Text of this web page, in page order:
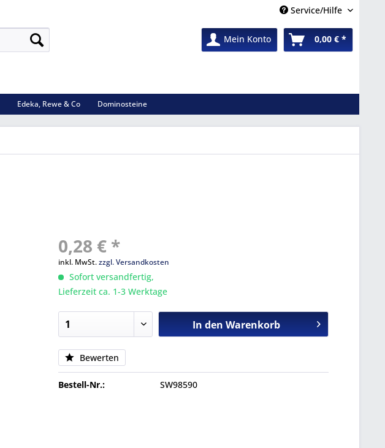
Service/Hilfe
Mein Konto 0,00 € *
Edeka, Rewe & Co Dominosteine
0,28 € *
inkl. MwSt.zzgl. Versandkosten
Sofort versandfertig,
Lieferzeit ca. 1-3 Werktage
In den Warenkorb
Bewerten
Bestell-Nr.: SW98590